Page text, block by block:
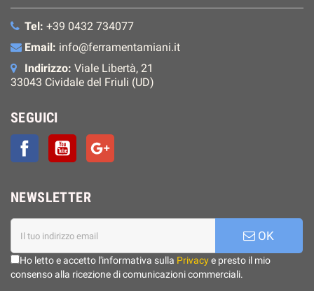
Tel: +39 0432 734077
Email: info@ferramentamiani.it
Indirizzo: Viale Libertà, 21
33043 Cividale del Friuli (UD)
SEGUICI
FacebookYouTube
NEWSLETTER
OK
Ho letto e accetto l'informativa sulla Privacye presto il mio
consenso alla ricezione di comunicazioni commerciali.